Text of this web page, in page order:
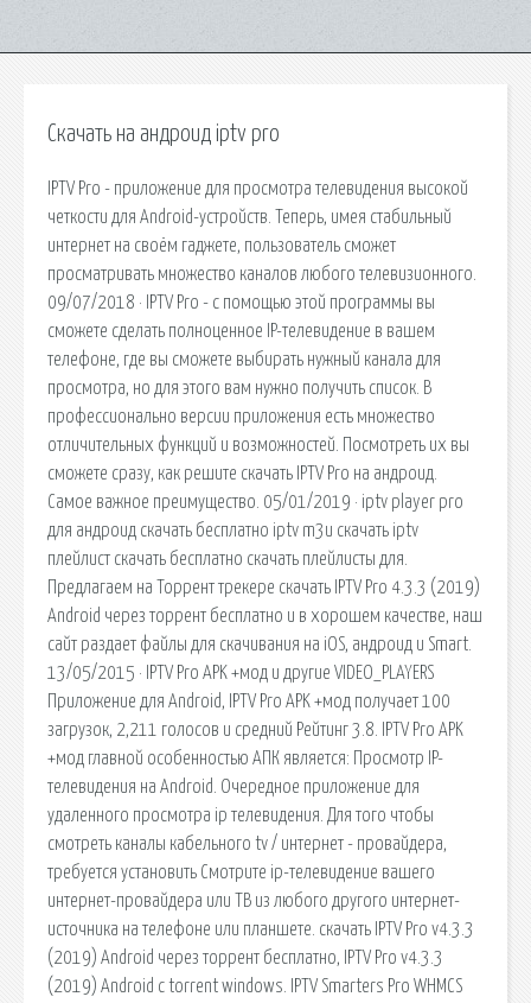
Скачать на андроид iptv pro
IPTV Pro - приложение для просмотра телевидения высокой
четкости для Android-устройств. Теперь, имея стабильный
интернет на своём гаджете, пользователь сможет
просматривать множество каналов любого телевизионного.
09/07/2018 · IPTV Pro - с помощью этой программы вы
сможете сделать полноценное IP-телевидение в вашем
телефоне, где вы сможете выбирать нужный канала для
просмотра, но для этого вам нужно получить список. В
профессионально версии приложения есть множество
отличительных функций и возможностей. Посмотреть их вы
сможете сразу, как решите скачать IPTV Pro на андроид.
Самое важное преимущество. 05/01/2019 · iptv player pro
для андроид скачать бесплатно iptv m3u скачать iptv
плейлист скачать бесплатно скачать плейлисты для.
Предлагаем на Торрент трекере скачать IPTV Pro 4.3.3 (2019)
Android через торрент бесплатно и в хорошем качестве, наш
сайт раздает файлы для скачивания на iOS, андроид и Smart.
13/05/2015 · IPTV Pro APK +мод и другие VIDEO_PLAYERS
Приложение для Android, IPTV Pro APK +мод получает 100
загрузок, 2,211 голосов и средний Рейтинг 3.8. IPTV Pro APK
+мод главной особенностью АПК является: Просмотр IP-
телевидения на Android. Очередное приложение для
удаленного просмотра ip телевидения. Для того чтобы
смотреть каналы кабельного tv / интернет - провайдера,
требуется установить Смотрите ip-телевидение вашего
интернет-провайдера или ТВ из любого другого интернет-
источника на телефоне или планшете. скачать IPTV Pro v4.3.3
(2019) Android через торрент бесплатно, IPTV Pro v4.3.3
(2019) Android с torrent windows. IPTV Smarters Pro WHMCS